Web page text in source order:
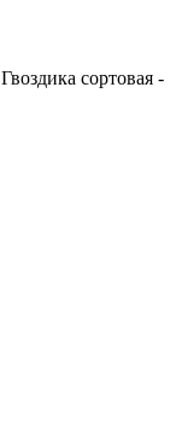
Гвоздика сортовая -